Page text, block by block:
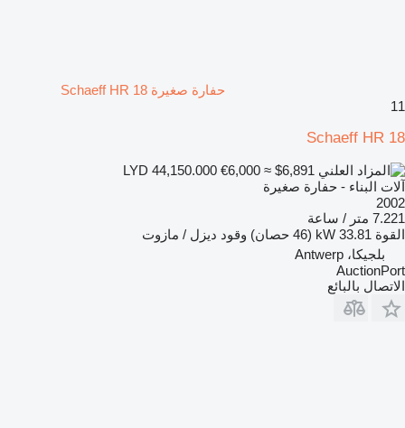
حفارة صغيرة Schaeff HR 18
11
Schaeff HR 18
€6,000 ≈ $6,891
آلات البناء - حفارة صغيرة
2002
7.221 متر / ساعة
القوة 33.81 kW (46 حصان) وقود ديزل / مازوت
بلجيكا، Antwerp
AuctionPort
الاتصال بالبائع